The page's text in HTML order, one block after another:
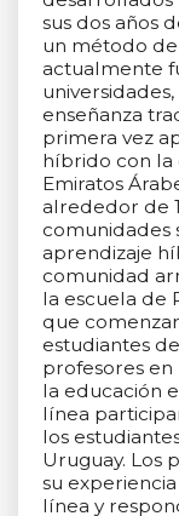
sus dos años
un método
actualmente
enseñanza
primera vez
híbrido con la
Emiratos
alrededor de
comunidades
aprendizaje
comunidad
la escuela de
que
estudiantes
profesores
la educación
línea
los
Uruguay. Los
su
línea y